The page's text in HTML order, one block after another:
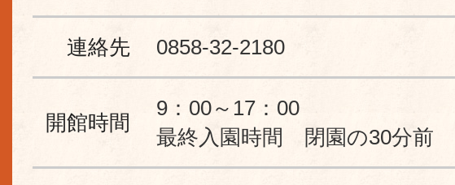
連絡先 0858-32-2180
開館時間
9：00～17：00
最終入園時間 閉園の30分前